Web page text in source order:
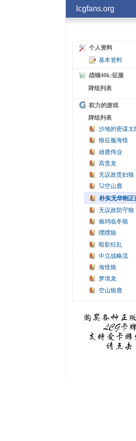
lcgfans.org
个人资料
基本资料
战锤40k:征服
牌组列表
权力的游戏
牌组列表
沙地的密谋太
狼征服海怪
雄鹿伟业
高贵龙
无议政贵妇狼
52空山鹿
朴实无华刚
无议政防守狼
偷鸡临冬狼
嘿嘿狼
暗影狂乱
中立战略流
海怪狼
梦境龙
空山狼鹿